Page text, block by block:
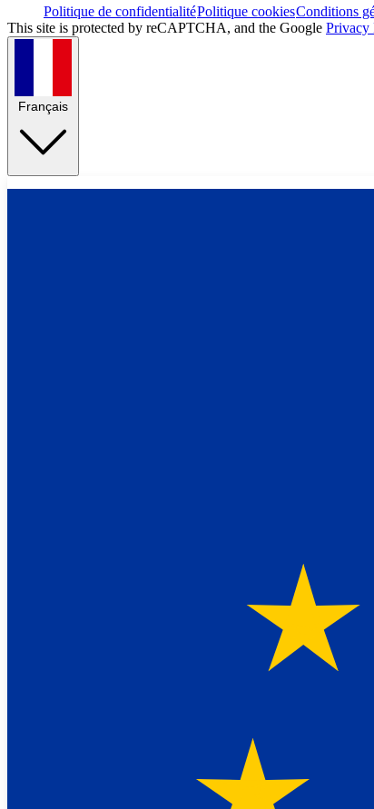
Politique de confidentialitéPolitique cookiesConditions
This site is protected by reCAPTCHA, and the Google Privacy
Français